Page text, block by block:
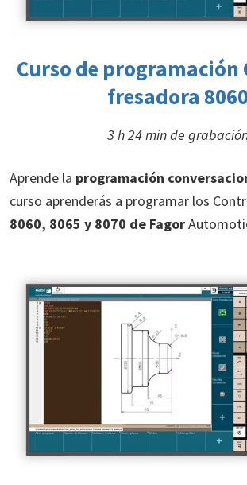
Curso de programación
fresadora 8060
3 h 24 min de
Aprende la programación
curso aprenderás a programar los
8060, 8065 y 8070 de Fagor